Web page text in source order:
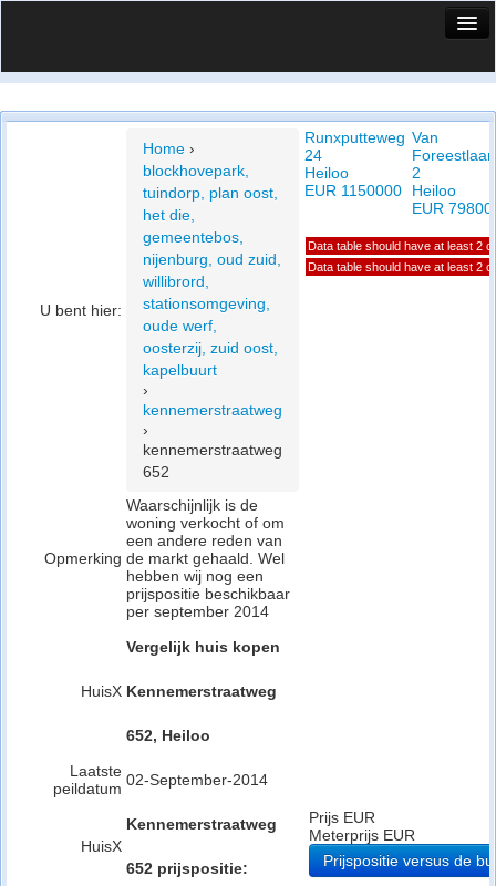
Vergelijk prijsposities - wijk
Cookie beleid
U bent hier:
Home ›
blockhovepark,
tuindorp, plan oost,
het die,
gemeentebos,
nijenburg, oud zuid,
willibrord,
stationsomgeving,
oude werf,
oosterzij, zuid oost,
kapelbuurt
›
kennemerstraatweg
›
kennemerstraatweg
652
Opmerking
Waarschijnlijk is de
woning verkocht of om
een andere reden van
de markt gehaald. Wel
hebben wij nog een
prijspositie beschikbaar
per september 2014
HuisX
Vergelijk huis kopen
Kennemerstraatweg
652, Heiloo
Laatste
peildatum 02-September-2014
HuisX
Kennemerstraatweg
652 prijspositie:
Runxputteweg
24
Heiloo
EUR 1150000
Van
Foreestlaan
2
Heiloo
EUR
Data table should have at least 2
Data table should have at least 2
Prijs EUR
Meterprijs EUR
Prijspositie versus de